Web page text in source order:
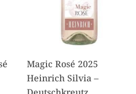
Magic Rosé 2025
Heinrich Silvia –